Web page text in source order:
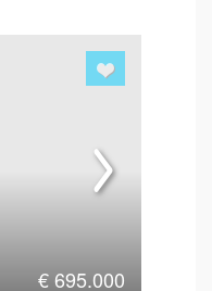
€695.000